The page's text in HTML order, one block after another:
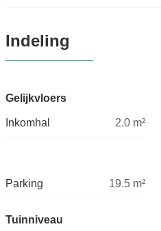
Indeling
Gelijkvloers
Inkomhal 2.0 m²
Parking 19.5 m²
Tuinniveau